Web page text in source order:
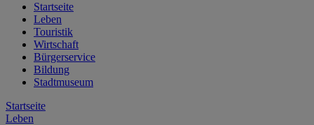
Startseite
Leben
Touristik
Wirtschaft
Bürgerservice
Bildung
Stadtmuseum
Startseite
Leben